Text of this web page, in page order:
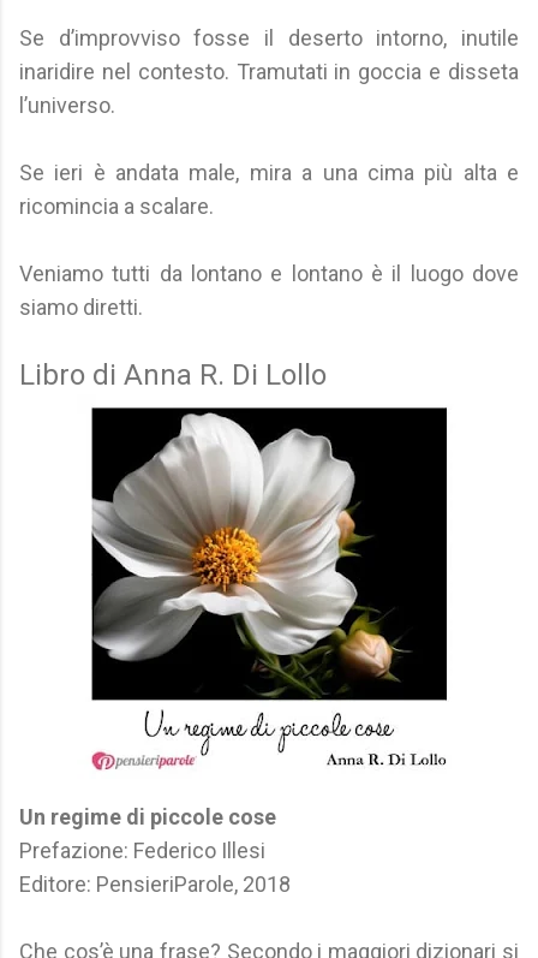
Se d’improvviso fosse il deserto intorno, inutile
inaridire nel contesto. Tramutati in goccia e disseta
l’universo.
Se ieri è andata male, mira a una cima più alta e
ricomincia a scalare.
Veniamo tutti da lontano e lontano è il luogo dove
siamo diretti.
Libro di Anna R. Di Lollo
Un regime di piccole cose
Prefazione: Federico Illesi
Editore: PensieriParole, 2018
Che cos’è una frase? Secondo i maggiori dizionari si